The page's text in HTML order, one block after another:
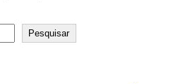
Pesquisar